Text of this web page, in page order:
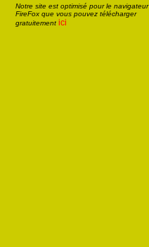
Notre site est optimisé pour le navigateur
FireFox que vous pouvez télécharger
gratuitement ici